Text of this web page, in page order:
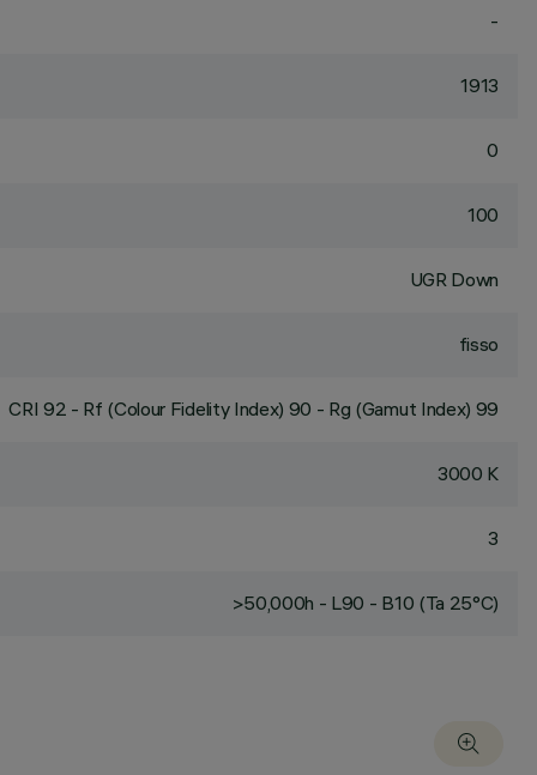
-
1913
0
100
UGR Down
fisso
CRI 92 - Rf (Colour Fidelity Index) 90 - Rg (Gamut Index) 99
3000 K
3
>50,000h - L90 - B10 (Ta 25°C)